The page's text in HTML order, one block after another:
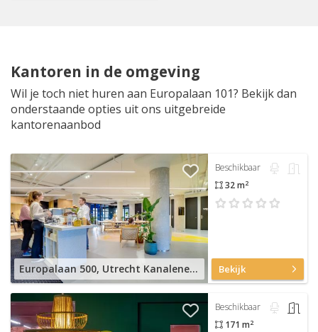
Kantoren in de omgeving
Wil je toch niet huren aan Europalaan 101? Bekijk dan
onderstaande opties uit ons uitgebreide
kantorenaanbod
Europalaan 500, Utrecht Kanaleneiland
Beschikbaar
32 m2
Bekijk
Beschikbaar
171 m2